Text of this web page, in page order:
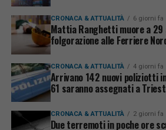
CRONACA & ATTUALITÀ 6 giorni fa
Mattia Ranghetti muore a 29
folgorazione alle Ferriere
CRONACA & ATTUALITÀ 4 giorni fa
Arrivano 142 nuovi poliziotti
61 saranno assegnati a
CRONACA & ATTUALITÀ 2 giorni fa
Due terremoti in poche ore